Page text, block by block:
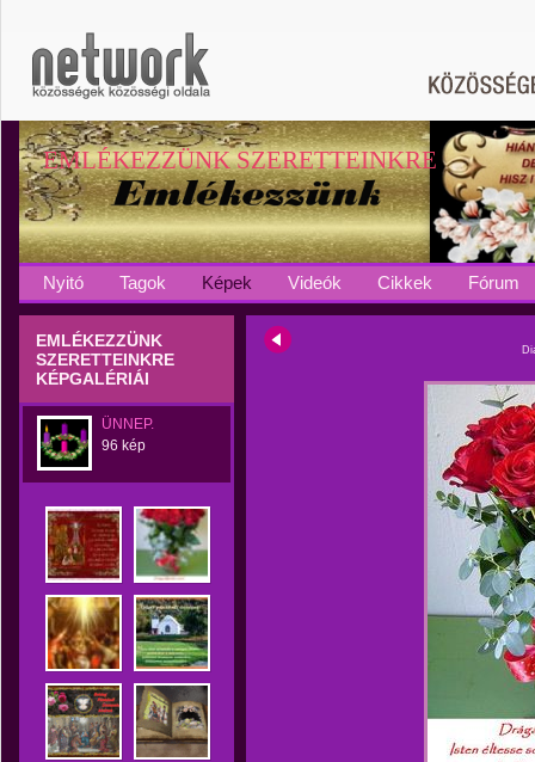
EMLÉKEZZÜNK SZERETTEINKRE
Nyitó Tagok Képek Videók Cikkek Fórum
EMLÉKEZZÜNK
SZERETTEINKRE
KÉPGALÉRIÁI
ÜNNEP.
96 kép